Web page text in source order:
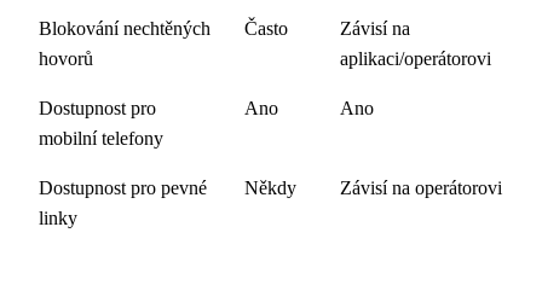
Blokování nechtěných
hovorů
Často
Závisí na
aplikaci/operátorovi
Dostupnost pro
mobilní telefony
Ano Ano
Dostupnost pro pevné
linky
Někdy Závisí na operátorovi